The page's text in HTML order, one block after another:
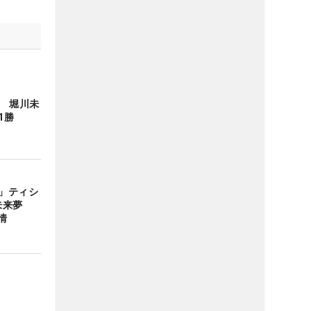
堀川未
勝
ティシ
夢